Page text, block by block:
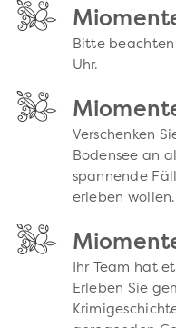
Bitte beachten
Uhr.
Verschenken
Bodensee an
spannende
erleben wollen.
Ihr Team hat
Erleben Sie